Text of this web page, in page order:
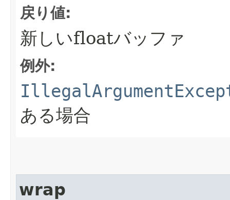
戻り値:
新しいfloatバッファ
例外:
ある場合
wrap